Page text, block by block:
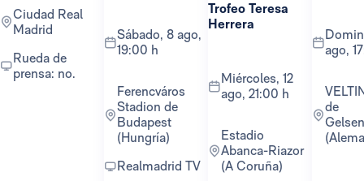
Ciudad Real
Madrid
Rueda de
prensa: no.
sábado, 8 ago,
19:00 h
Ferencváros
Stadion de
Budapest
(Hungría)
Realmadrid TV
Trofeo Teresa
Herrera
miércoles, 12
ago, 21:00 h
Estadio
Abanca-Riazor
(A Coruña)
domingo, 16
ago,
VELTINS-Arena
de